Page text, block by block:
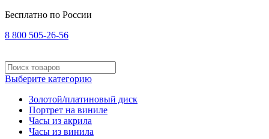
Бесплатно по России
8 800 505-26-56
Выберите категорию
Золотой/платиновый диск
Портрет на виниле
Часы из акрила
Часы из винила